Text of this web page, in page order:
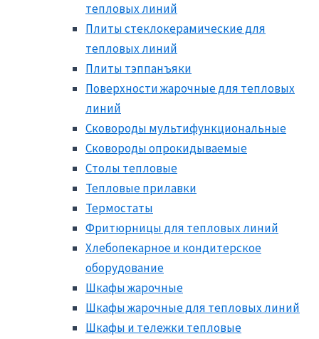
тепловых линий
Плиты стеклокерамические для
тепловых линий
Плиты тэппанъяки
Поверхности жарочные для тепловых
линий
Сковороды мультифункциональные
Сковороды опрокидываемые
Столы тепловые
Тепловые прилавки
Термостаты
Фритюрницы для тепловых линий
Хлебопекарное и кондитерское
оборудование
Шкафы жарочные
Шкафы жарочные для тепловых линий
Шкафы и тележки тепловые